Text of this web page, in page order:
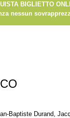
BIGLIETTO
nessun
Baptiste Durand,